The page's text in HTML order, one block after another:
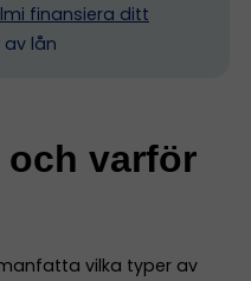
finansiera ditt
lån
och varför
vilka typer av